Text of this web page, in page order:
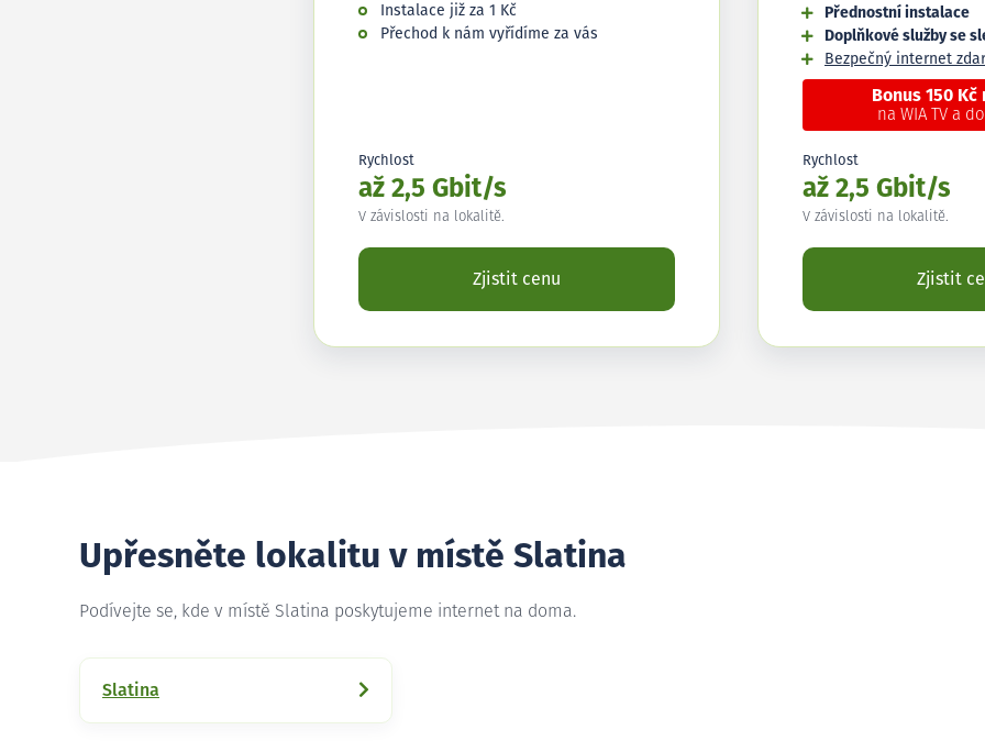
Instalace již za 1 Kč
Přechod k nám vyřídíme za vás
Rychlost
až 2,5 Gbit/s
V závislosti na lokalitě.
Zjistit cenu
Přednostní instalace
Doplňkové služby se
Bezpečný internet
Bonus 150
na WIA TV a
Rychlost
až 2,5 Gbit/s
V závislosti na lokalitě.
Zjistit
Upřesněte lokalitu v místě Slatina
Podívejte se, kde v místě Slatina poskytujeme internet na doma.
Slatina